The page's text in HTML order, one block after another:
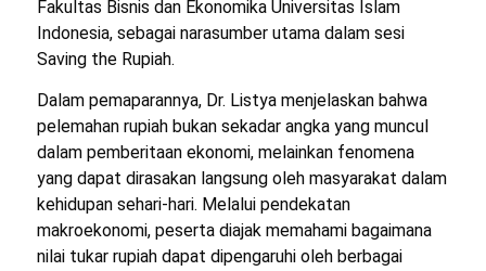
Fakultas Bisnis dan Ekonomika Universitas Islam
Indonesia, sebagai narasumber utama dalam sesi
Saving the Rupiah.
Dalam pemaparannya, Dr. Listya menjelaskan bahwa
pelemahan rupiah bukan sekadar angka yang muncul
dalam pemberitaan ekonomi, melainkan fenomena
yang dapat dirasakan langsung oleh masyarakat dalam
kehidupan sehari-hari. Melalui pendekatan
makroekonomi, peserta diajak memahami bagaimana
nilai tukar rupiah dapat dipengaruhi oleh berbagai